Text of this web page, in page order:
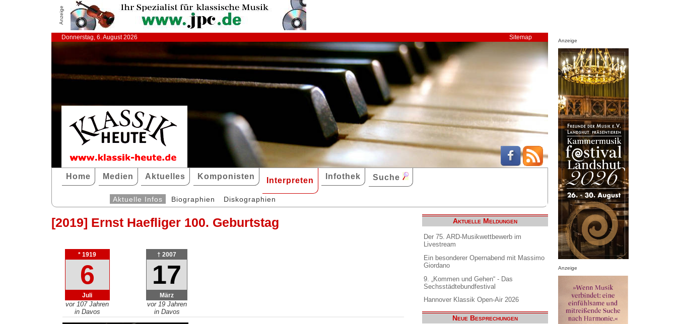
Anzeige
Donnerstag, 6. August 2026 Sitemap
Home Medien Aktuelles Komponisten Interpreten Infothek Suche
Aktuelle Infos Biographien Diskographien
[2019] Ernst Haefliger 100. Geburtstag
* 1919
6
Juli
vor 107 Jahren
in Davos
† 2007
17
März
vor 19 Jahren
in Davos
Aktuelle Meldungen
Der 75. ARD-Musikwettbewerb im
Livestream
Ein besonderer Opernabend mit Massimo
Giordano
9. „Kommen und Gehen“ - Das
Sechsstädtebundfestival
Hannover Klassik Open-Air 2026
Neue Besprechungen
Anzeige
Anzeige